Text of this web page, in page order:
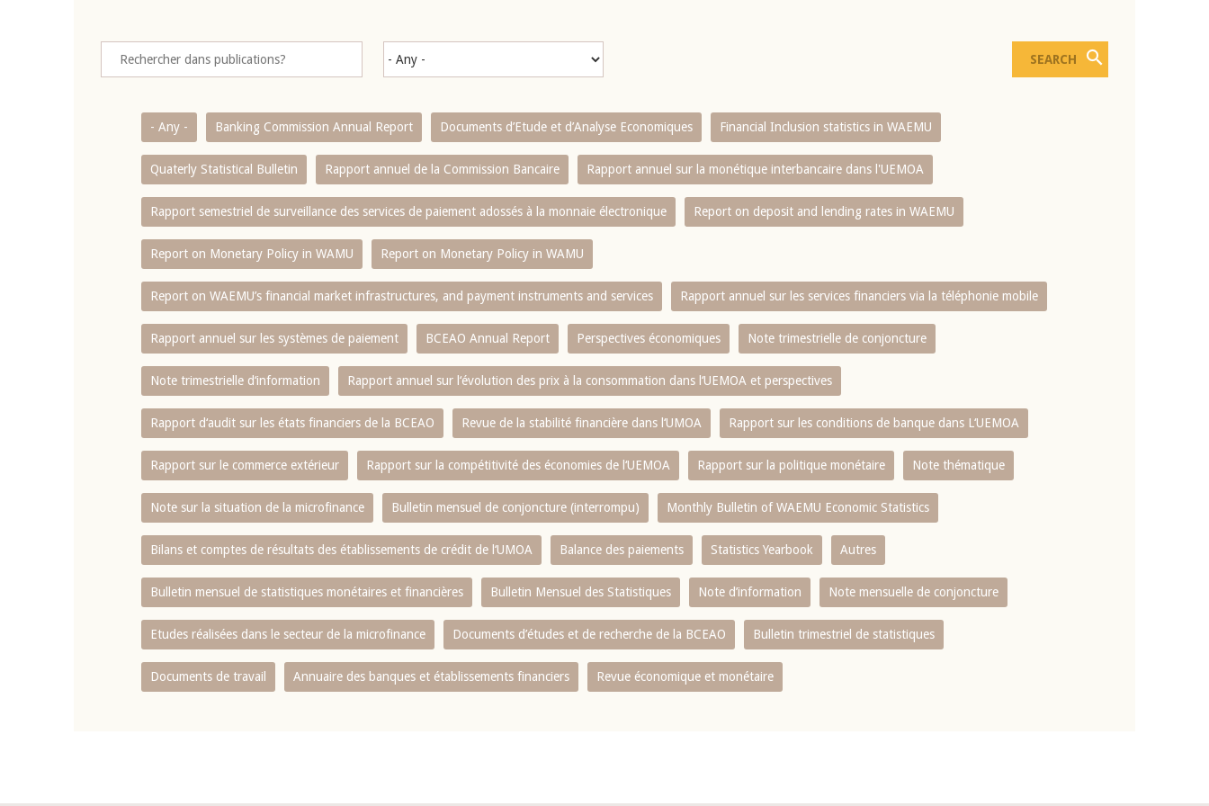
- Any - Banking Commission Annual Report Documents d’Etude et d’Analyse Economiques Financial Inclusion statistics in WAEMU
Quaterly Statistical Bulletin Rapport annuel de la Commission Bancaire Rapport annuel sur la monétique interbancaire dans l'UEMOA
Rapport semestriel de surveillance des services de paiement adossés à la monnaie électronique Report on deposit and lending rates in WAEMU
Report on Monetary Policy in WAMU Report on Monetary Policy in WAMU
Report on WAEMU’s financial market infrastructures, and payment instruments and services Rapport annuel sur les services financiers via la téléphonie mobile
Rapport annuel sur les systèmes de paiement BCEAO Annual Report Perspectives économiques Note trimestrielle de conjoncture
Note trimestrielle d‘information Rapport annuel sur l‘évolution des prix à la consommation dans l‘UEMOA et perspectives
Rapport d‘audit sur les états financiers de la BCEAO Revue de la stabilité financière dans l‘UMOA Rapport sur les conditions de banque dans L‘UEMOA
Rapport sur le commerce extérieur Rapport sur la compétitivité des économies de l‘UEMOA Rapport sur la politique monétaire Note thématique
Note sur la situation de la microfinance Bulletin mensuel de conjoncture (interrompu) Monthly Bulletin of WAEMU Economic Statistics
Bilans et comptes de résultats des établissements de crédit de l‘UMOA Balance des paiements Statistics Yearbook Autres
Bulletin mensuel de statistiques monétaires et financières Bulletin Mensuel des Statistiques Note d’information Note mensuelle de conjoncture
Etudes réalisées dans le secteur de la microfinance Documents d’études et de recherche de la BCEAO Bulletin trimestriel de statistiques
Documents de travail Annuaire des banques et établissements financiers Revue économique et monétaire